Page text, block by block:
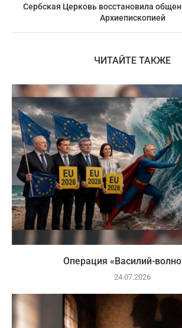
Сербская Церковь восстановила
Архиепископией
ЧИТАЙТЕ ТАКЖЕ
Операция «Василий-
24.07.2026